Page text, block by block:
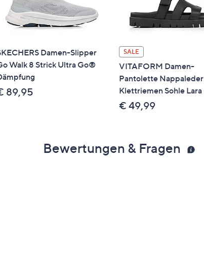
Damen-Slipper
Walk 8 Strick Ultra Go®
89,95
SALE
VITAFORM Damen-
Pantolette Nappaleder
Klettriemen Sohle Lara
€ 49,99
Bewertungen & Fragen